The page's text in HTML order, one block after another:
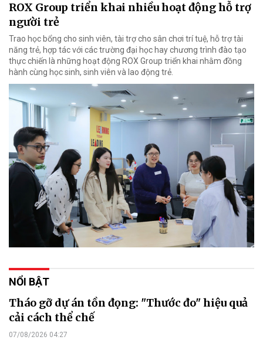
ROX Group triển khai nhiều hoạt động hỗ trợ
người trẻ
Trao học bổng cho sinh viên, tài trợ cho sân chơi trí tuệ, hỗ trợ tài
năng trẻ, hợp tác với các trường đại học hay chương trình đào tạo
thực chiến là những hoạt động ROX Group triển khai nhằm đồng
hành cùng học sinh, sinh viên và lao động trẻ.
NỔI BẬT
Tháo gỡ dự án tồn đọng: "Thước đo" hiệu quả
cải cách thể chế
07/08/2026 04:27